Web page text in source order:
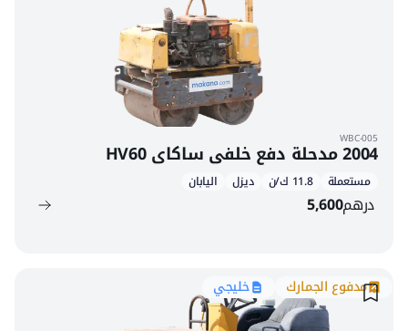
WBC-005
2004 مدحلة دفع خلفي ساكاي HV60
مستعملة 11.8 ك/ن ديزل اليابان
درهم5,600
مدفوع الجمارك خليجي